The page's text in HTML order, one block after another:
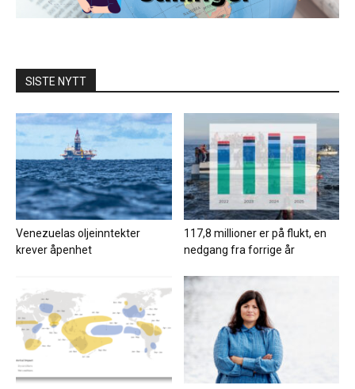
SISTE NYTT
Venezuelas oljeinntekter
krever åpenhet
117,8 millioner er på flukt, en
nedgang fra forrige år